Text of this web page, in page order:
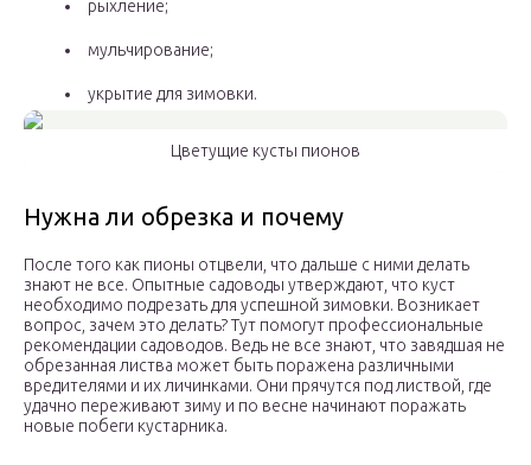
рыхление;
мульчирование;
укрытие для зимовки.
Цветущие кусты пионов
Нужна ли обрезка и почему
После того как пионы отцвели, что дальше с ними делать
знают не все. Опытные садоводы утверждают, что куст
необходимо подрезать для успешной зимовки. Возникает
вопрос, зачем это делать? Тут помогут профессиональные
рекомендации садоводов. Ведь не все знают, что завядшая не
обрезанная листва может быть поражена различными
вредителями и их личинками. Они прячутся под листвой, где
удачно переживают зиму и по весне начинают поражать
новые побеги кустарника.